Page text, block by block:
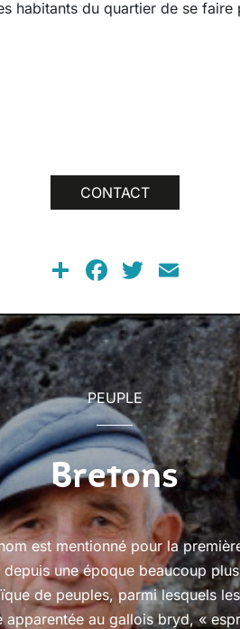
habitants du quartier de se
CONTACT
ShareFacebook
Twitter
PEUPLE
Bretons
est mentionné pour la
une époque beaucoup
de peuples, parmi lesquels
apparentée au gallois bryd, «